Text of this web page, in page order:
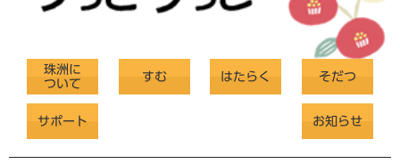
珠洲に
ついて
すむ はたらく そだつ
サポート お知らせ